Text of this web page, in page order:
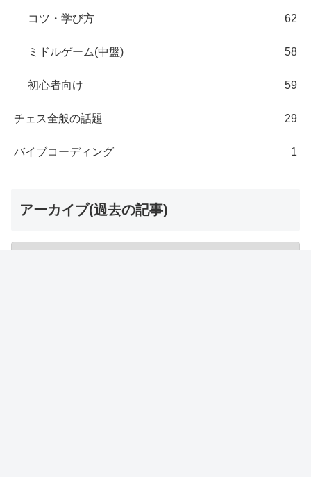
コツ・学び方 62
ミドルゲーム(中盤) 58
初心者向け 59
チェス全般の話題 29
バイブコーディング 1
アーカイブ(過去の記事)